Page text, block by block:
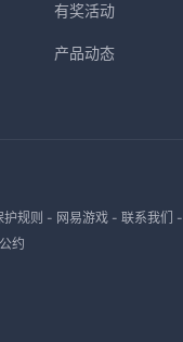
有奖活动
产品动态
规则 - 网易游戏- 联系我们 -
约